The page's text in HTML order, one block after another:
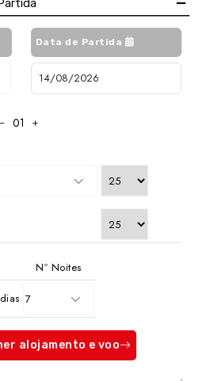
Data de Partida
Nº Noites
7
alojamento e voo